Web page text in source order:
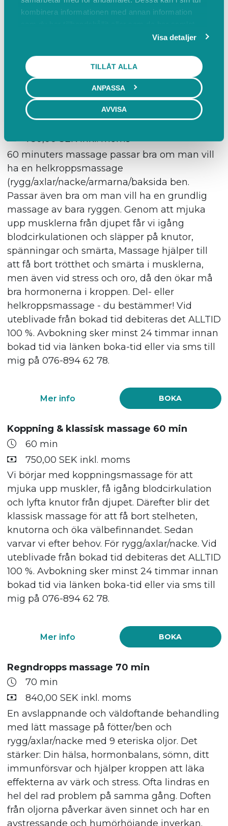
kombinera informationen med annan information
Visa detaljer
TILLÅT ALLA
ANPASSA
AVVISA
minst 24 timmar innan bokad tid via länken
BOKA
Mer info
Klassisk massage 60 min
60 min
750,00 SEK inkl. moms
60 minuters massage passar bra om man vill
ha en helkroppsmassage
(rygg/axlar/nacke/armarna/baksida ben.
Passar även bra om man vill ha en grundlig
massage av bara ryggen. Genom att mjuka
upp musklerna från djupet får vi igång
blodcirkulationen och släpper på knutor,
spänningar och smärta, Massage hjälper till
att få bort trötthet och smärta i musklerna,
men även vid stress och oro, då den ökar må
bra hormonerna i kroppen. Del- eller
helkroppsmassage - du bestämmer! Vid
uteblivade från bokad tid debiteras det ALLTID
100 %. Avbokning sker minst 24 timmar innan
bokad tid via länken boka-tid eller via sms till
mig på 076-894 62 78.
BOKA
Mer info
Koppning & klassisk massage 60 min
60 min
750,00 SEK inkl. moms
Vi börjar med koppningsmassage för att
mjuka upp muskler, få igång blodcirkulation
och lyfta knutor från djupet. Därefter blir det
klassisk massage för att få bort stelheten,
knutorna och öka välbefinnandet. Sedan
varvar vi efter behov. För rygg/axlar/nacke. Vid
uteblivade från bokad tid debiteras det ALLTID
100 %. Avbokning sker minst 24 timmar innan
bokad tid via länken boka-tid eller via sms till
mig på 076-894 62 78.
BOKA
Mer info
Regndropps massage 70 min
70 min
840,00 SEK inkl. moms
En avslappnande och väldoftande behandling
med lätt massage på fötter/ben och
rygg/axlar/nacke med 9 eteriska oljor. Det
stärker: Din hälsa, hormonbalans, sömn, ditt
immunförsvar och hjälper kroppen att läka
effekterna av värk och stress. Ofta lindras en
hel del rad problem på samma gång. Doften
från oljorna påverkar även sinnet och har en
avstressande och humörhöjande inverkan.